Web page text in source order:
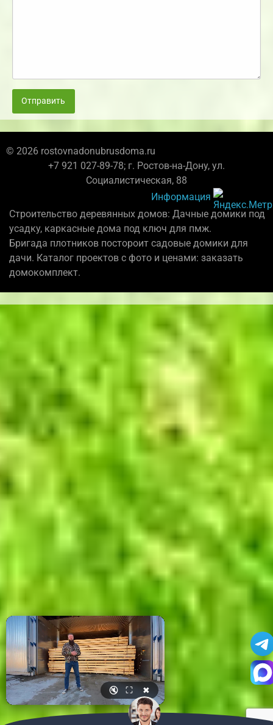
Отправить
© 2026 rostovnadonubrusdoma.ru
+7 921 027-89-78; г. Ростов-на-Дону, ул.
Социалистическая, 88
Информация
Строительство деревянных домов: Дачные домики под
усадку, каркасные дома под ключ для пмж.
Бригада плотников постороит садовые домики для
дачи. Каталог проектов с фото и ценами: заказать
домокомплект.
🔇 ⛶ ✖